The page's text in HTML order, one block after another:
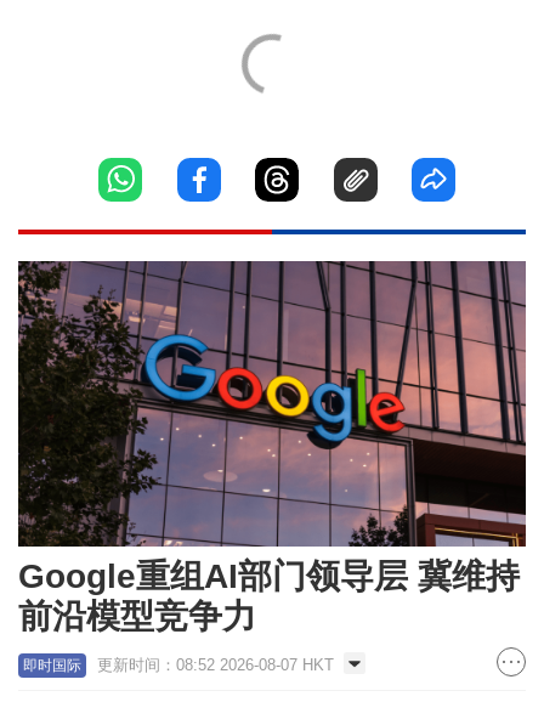
Google重组AI部门领导层 冀维持
前沿模型竞争力
即时国际 更新时间：08:52 2026-08-07 HKT